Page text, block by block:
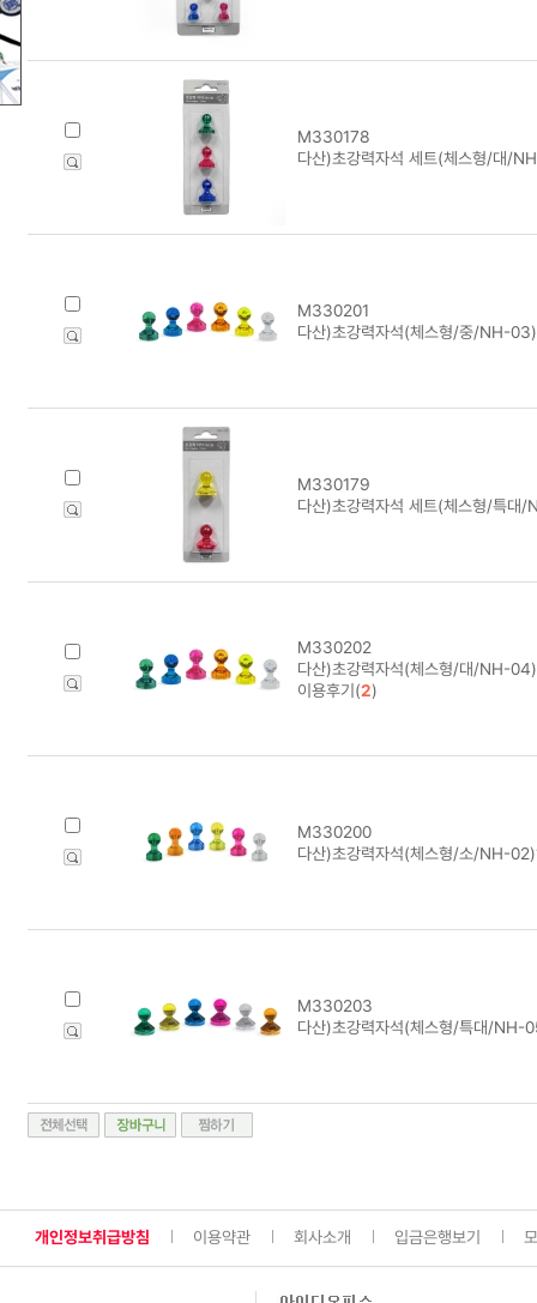
M330178
다산)초강력자석 세트(체스형/대/
M330201
다산)초강력자석(체스형/중/NH-
M330179
다산)초강력자석 세트(체스형/특
M330202
다산)초강력자석(체스형/대/NH-
이용후기(2)
M330200
다산)초강력자석(체스형/소/NH-
M330203
다산)초강력자석(체스형/특대/
개인정보취급방침 이용약관 회사소개 입금은행보기